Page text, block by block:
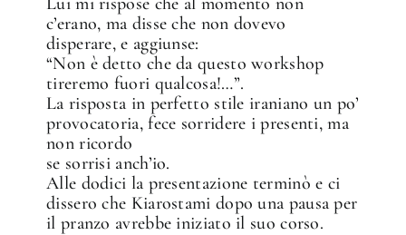
c’erano, ma disse che non dovevo
disperare, e aggiunse:
“Non è detto che da questo workshop
tireremo fuori qualcosa!…”.
La risposta in perfetto stile iraniano un po’
provocatoria, fece sorridere i presenti, ma
non ricordo
se sorrisi anch’io.
Alle dodici la presentazione terminò e ci
dissero che Kiarostami dopo una pausa per
il pranzo avrebbe iniziato il suo corso.